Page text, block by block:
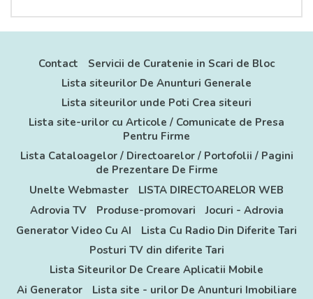
Contact
Servicii de Curatenie in Scari de Bloc
Lista siteurilor De Anunturi Generale
Lista siteurilor unde Poti Crea siteuri
Lista site-urilor cu Articole / Comunicate de Presa
Pentru Firme
Lista Cataloagelor / Directoarelor / Portofolii / Pagini
de Prezentare De Firme
Unelte Webmaster
LISTA DIRECTOARELOR WEB
Adrovia TV
Produse-promovari
Jocuri - Adrovia
Generator Video Cu AI
Lista Cu Radio Din Diferite Tari
Posturi TV din diferite Tari
Lista Siteurilor De Creare Aplicatii Mobile
Ai Generator
Lista site - urilor De Anunturi Imobiliare